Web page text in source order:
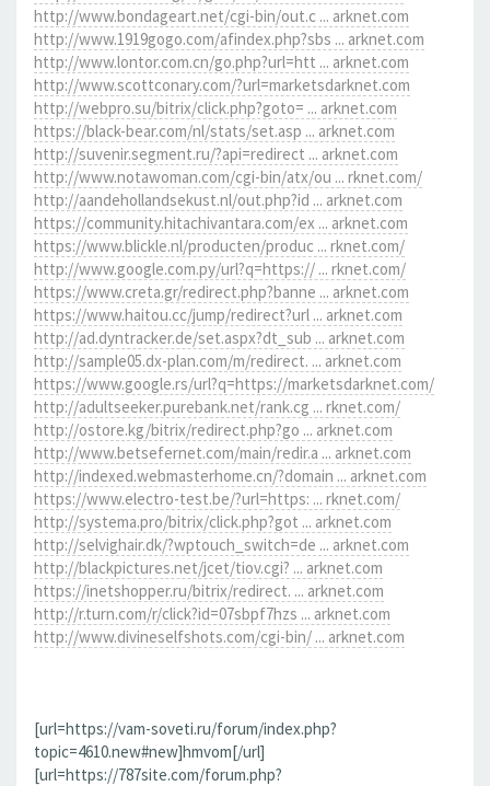
http://www.bondageart.net/cgi-bin/out.c ... arknet.com
http://www.1919gogo.com/afindex.php?sbs ... arknet.com
http://www.lontor.com.cn/go.php?url=htt ... arknet.com
http://www.scottconary.com/?url=marketsdarknet.com
http://webpro.su/bitrix/click.php?goto= ... arknet.com
https://black-bear.com/nl/stats/set.asp ... arknet.com
http://suvenir.segment.ru/?api=redirect ... arknet.com
http://www.notawoman.com/cgi-bin/atx/ou ... rknet.com/
http://aandehollandsekust.nl/out.php?id ... arknet.com
https://community.hitachivantara.com/ex ... arknet.com
https://www.blickle.nl/producten/produc ... rknet.com/
http://www.google.com.py/url?q=https:// ... rknet.com/
https://www.creta.gr/redirect.php?banne ... arknet.com
https://www.haitou.cc/jump/redirect?url ... arknet.com
http://ad.dyntracker.de/set.aspx?dt_sub ... arknet.com
http://sample05.dx-plan.com/m/redirect. ... arknet.com
https://www.google.rs/url?q=https://marketsdarknet.com/
http://adultseeker.purebank.net/rank.cg ... rknet.com/
http://ostore.kg/bitrix/redirect.php?go ... arknet.com
http://www.betsefernet.com/main/redir.a ... arknet.com
http://indexed.webmasterhome.cn/?domain ... arknet.com
https://www.electro-test.be/?url=https: ... rknet.com/
http://systema.pro/bitrix/click.php?got ... arknet.com
http://selvighair.dk/?wptouch_switch=de ... arknet.com
http://blackpictures.net/jcet/tiov.cgi? ... arknet.com
https://inetshopper.ru/bitrix/redirect. ... arknet.com
http://r.turn.com/r/click?id=07sbpf7hzs ... arknet.com
http://www.divineselfshots.com/cgi-bin/ ... arknet.com
[url=https://vam-soveti.ru/forum/index.php?
topic=4610.new#new]hmvom[/url]
[url=https://787site.com/forum.php?